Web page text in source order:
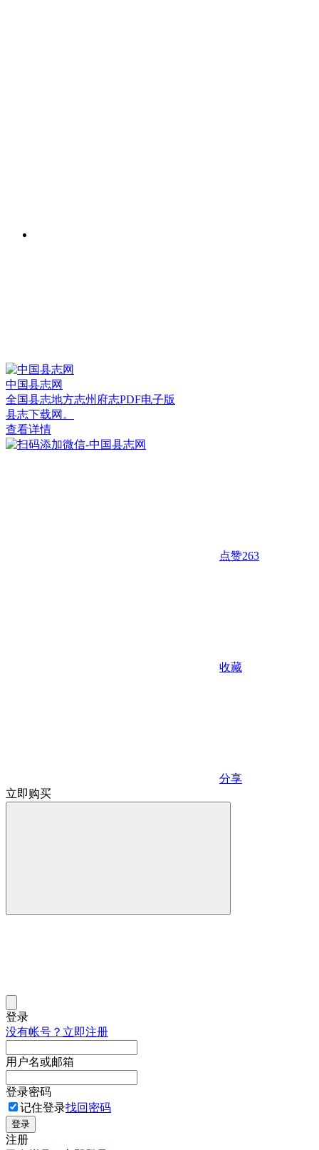
中国县志网
全国县志地方志州府志PDF电子版
县志下载网。
查看详情
点赞263
收藏
分享
立即购买
登录
没有帐号？立即注册
用户名或邮箱
登录密码
记住登录找回密码
登录
注册